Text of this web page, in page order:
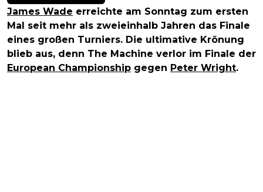
James Wade erreichte am Sonntag zum ersten
Mal seit mehr als zweieinhalb Jahren das Finale
eines großen Turniers. Die ultimative Krönung
blieb aus, denn The Machine verlor im Finale der
European Championship gegen Peter Wright.